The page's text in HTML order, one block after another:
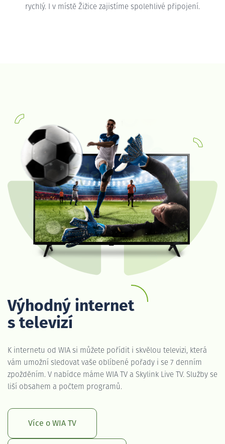
rychlý. I v místě Žižice zajistíme spolehlivé připojení.
Výhodný internet
s televizí
K internetu od WIA si můžete pořídit i skvělou televizi, která
vám umožní sledovat vaše oblíbené pořady i se 7 denním
zpožděním. V nabídce máme WIA TV a Skylink Live TV. Služby se
liší obsahem a počtem programů.
Více o WIA TV